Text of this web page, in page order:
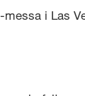
i Las